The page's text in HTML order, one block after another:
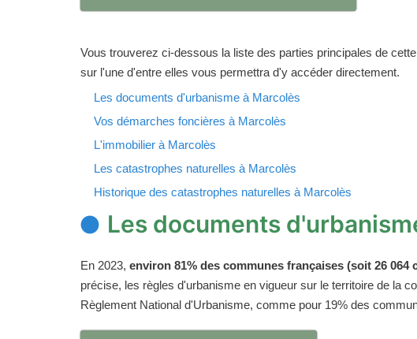
Vous trouverez ci-dessous la liste des parties principales de
sur l'une d'entre elles vous permettra d'y accéder directement.
Les documents d'urbanisme à Marcolès
Vos démarches foncières à Marcolès
L'immobilier à Marcolès
Les catastrophes naturelles à Marcolès
Historique des catastrophes naturelles à Marcolès
Les documents
En 2023, environ 81% des communes françaises (soit 26
précise, les règles d'urbanisme en vigueur sur le territoire de la
Règlement National d'Urbanisme, comme pour 19% des